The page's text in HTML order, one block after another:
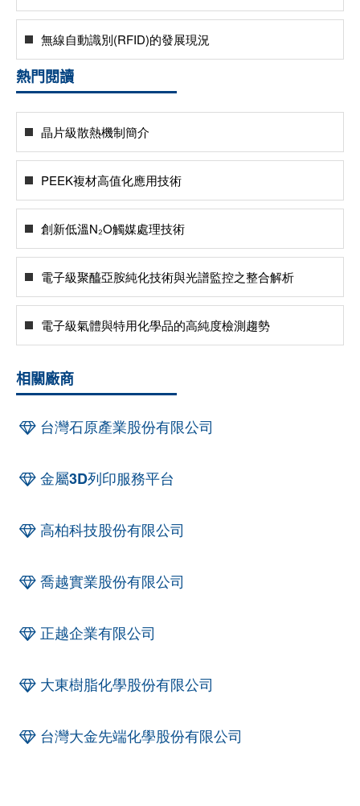
無線自動識別(RFID)的發展現況
熱門閱讀
晶片級散熱機制簡介
PEEK複材高值化應用技術
創新低溫N₂O觸媒處理技術
電子級聚醯亞胺純化技術與光譜監控之整合解析
電子級氣體與特用化學品的高純度檢測趨勢
相關廠商
台灣石原產業股份有限公司
金屬3D列印服務平台
高柏科技股份有限公司
喬越實業股份有限公司
正越企業有限公司
大東樹脂化學股份有限公司
台灣大金先端化學股份有限公司